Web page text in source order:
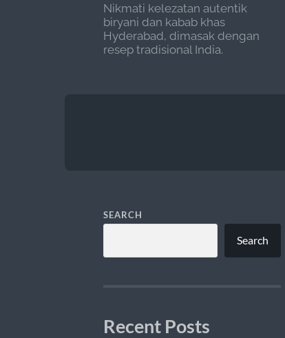
Nikmati kelezatan autentik
biryani dan kabab khas
Hyderabad, dimasak dengan
resep tradisional India.
SEARCH
Search
Recent Posts